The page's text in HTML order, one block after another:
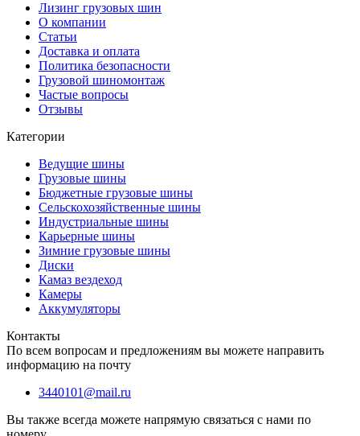
Лизинг грузовых шин
О компании
Статьи
Доставка и оплата
Политика безопасности
Грузовой шиномонтаж
Частые вопросы
Отзывы
Категории
Ведущие шины
Грузовые шины
Бюджетные грузовые шины
Сельскохозяйственные шины
Индустриальные шины
Карьерные шины
Зимние грузовые шины
Диски
Камаз вездеход
Камеры
Аккумуляторы
Контакты
По всем вопросам и предложениям вы можете направить
информацию на почту
3440101@mail.ru
Вы также всегда можете напрямую связаться с нами по